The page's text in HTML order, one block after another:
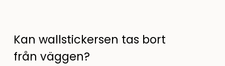
Kan wallstickersen tas bort
från väggen?